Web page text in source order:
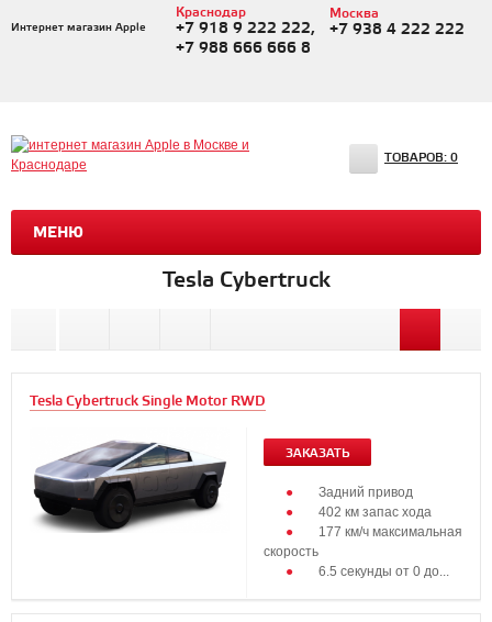
Интернет магазин Apple
Краснодар
+7 918 9 222 222,
+7 988 666 666 8
Москва
+7 938 4 222 222
МЕНЮ
ТОВАРОВ: 0
Tesla Cybertruck
Tesla Cybertruck Single Motor RWD
ЗАКАЗАТЬ
Задний привод
402 км запас хода
177 км/ч максимальная
скорость
6.5 секунды от 0 до...